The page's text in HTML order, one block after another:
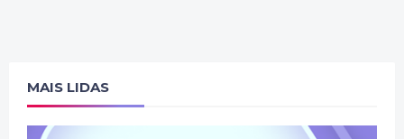
MAIS LIDAS